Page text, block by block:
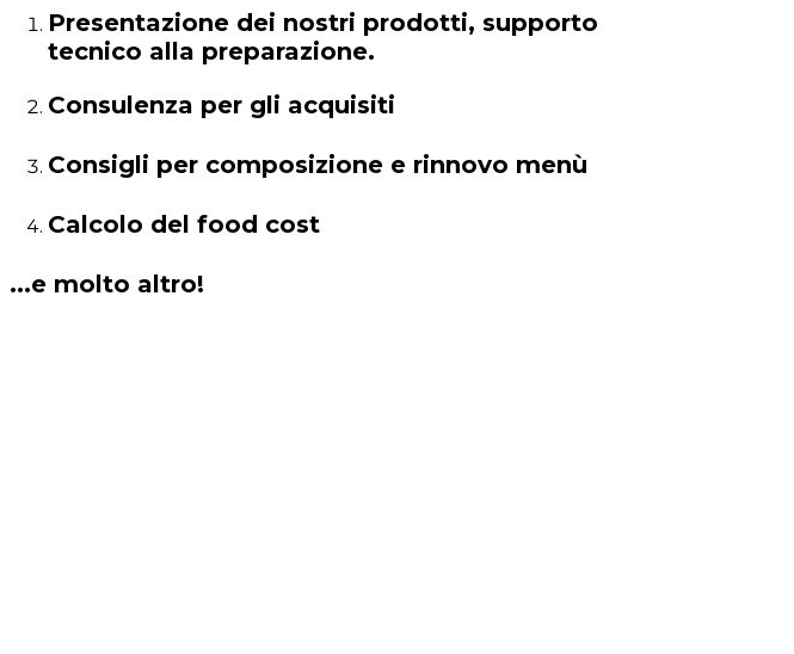
Presentazione dei nostri prodotti, supporto
tecnico alla preparazione.
Consulenza per gli acquisiti
Consigli per composizione e rinnovo menù
Calcolo del food cost
...e molto altro!